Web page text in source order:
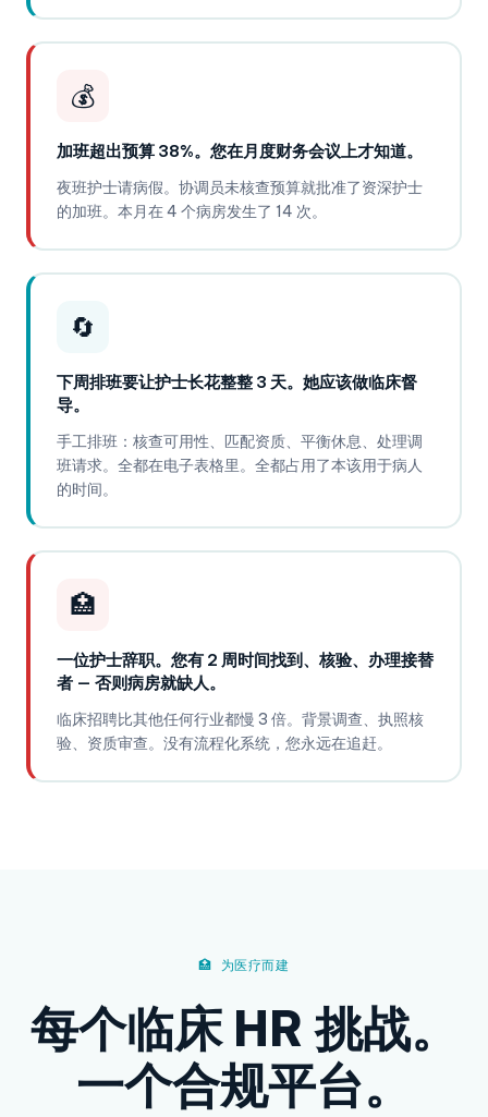
💰
加班超出预算 38%。您在月度财务会议上才知道。
夜班护士请病假。协调员未核查预算就批准了资深护士
的加班。本月在 4 个病房发生了 14 次。
🔄
下周排班要让护士长花整整 3 天。她应该做临床督
导。
手工排班：核查可用性、匹配资质、平衡休息、处理调
班请求。全都在电子表格里。全都占用了本该用于病人
的时间。
🏥
一位护士辞职。您有 2 周时间找到、核验、办理接替
者 — 否则病房就缺人。
临床招聘比其他任何行业都慢 3 倍。背景调查、执照核
验、资质审查。没有流程化系统，您永远在追赶。
🏥 为医疗而建
每个临床 HR 挑战。
一个合规平台。